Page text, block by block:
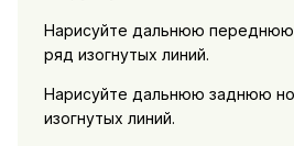
Нарисуйте дальнюю переднюю
ряд изогнутых линий.
Нарисуйте дальнюю заднюю
изогнутых линий.